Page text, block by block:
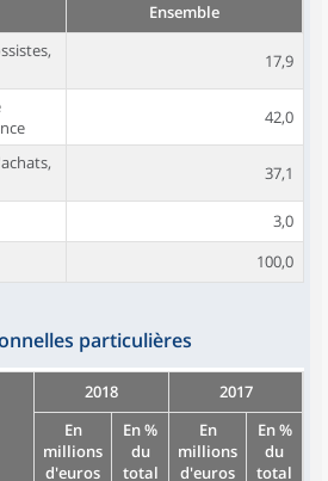
Ensemble
17,9
42,0
37,1
3,0
100,0
particulières
2018
2017
En
millions
d'euros
En %
du
total
En
millions
d'euros
En %
du
total